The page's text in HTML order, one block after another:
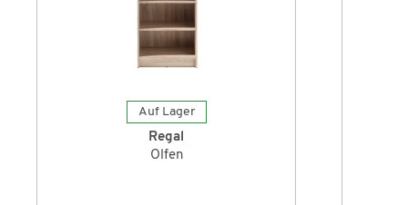
Auf Lager
Regal
Olfen